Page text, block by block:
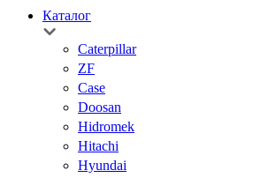
Каталог
Caterpillar
ZF
Case
Doosan
Hidromek
Hitachi
Hyundai